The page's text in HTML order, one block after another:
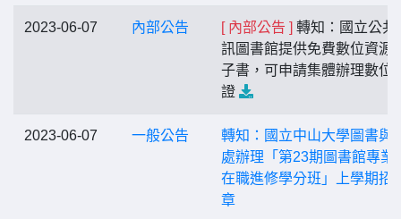
2023-06-07 內部公告 [ 內部公告 ] 轉知：國立公共
訊圖書館提供免費數位資源
子書，可申請集體辦理數位
證
2023-06-07 一般公告
轉知：國立中山大學圖書與
處辦理「第23期圖書館專業
在職進修學分班」上學期招
章